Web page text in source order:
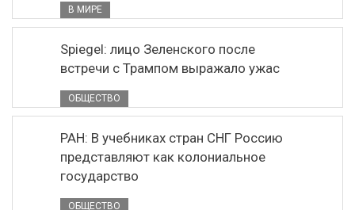
В МИРЕ
Spiegel: лицо Зеленского после
встречи с Трампом выражало ужас
ОБЩЕСТВО
РАН: В учебниках стран СНГ Россию
представляют как колониальное
государство
ОБЩЕСТВО